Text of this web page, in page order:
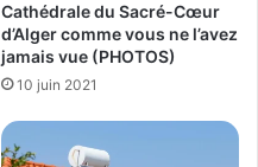
Cathédrale du Sacré-Cœur
d’Alger comme vous ne l’avez
jamais vue (PHOTOS)
10 juin 2021